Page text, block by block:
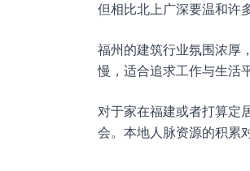
但相比北上广深要温和许多
福州的建筑行业氛围浓厚
慢，适合追求工作与生活
对于家在福建或者打算定
会。本地人脉资源的积累